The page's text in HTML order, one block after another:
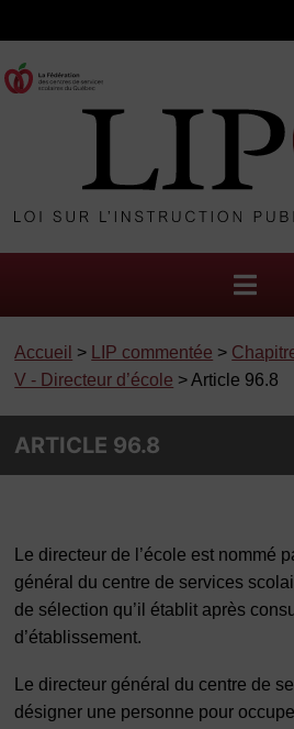
Accueil > LIP commentée >
V - Directeur d’école > Article 96.8
ARTICLE 96.8
Le directeur de l’école est nommé
général du centre de services
de sélection qu’il établit après
d’établissement.
Le directeur général du centre de
désigner une personne pour